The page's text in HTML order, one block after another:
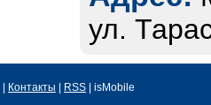
ул.
Контакты RSS | isMobile